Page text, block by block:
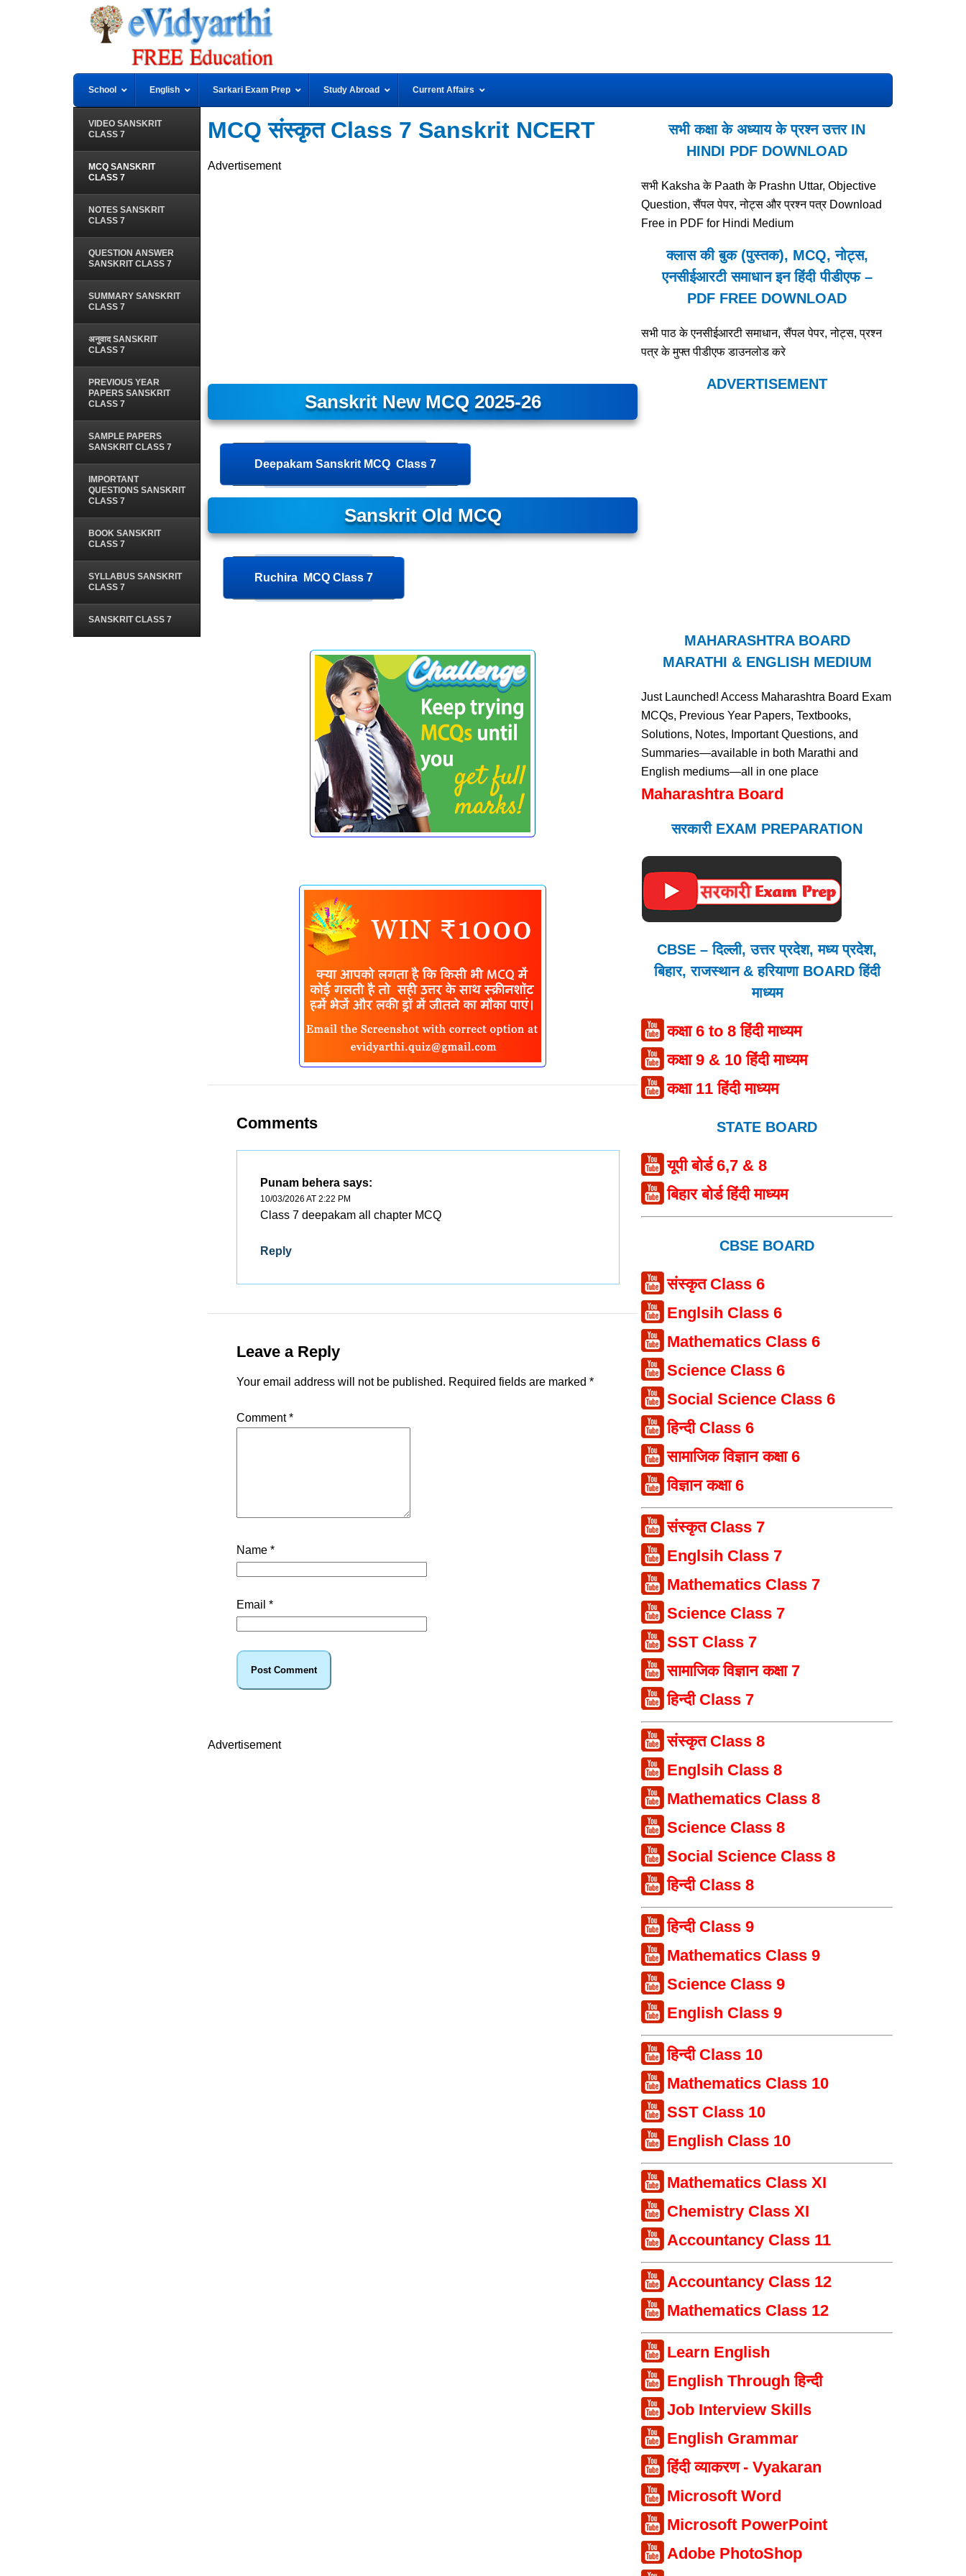
School English Sarkari Exam Prep Study Abroad Current Affairs
VIDEO SANSKRIT
CLASS 7
MCQ SANSKRIT
CLASS 7
NOTES SANSKRIT
CLASS 7
QUESTION ANSWER
SANSKRIT CLASS 7
SUMMARY SANSKRIT
CLASS 7
अनुवाद SANSKRIT
CLASS 7
PREVIOUS YEAR
PAPERS SANSKRIT
CLASS 7
SAMPLE PAPERS
SANSKRIT CLASS 7
IMPORTANT
QUESTIONS SANSKRIT
CLASS 7
BOOK SANSKRIT
CLASS 7
SYLLABUS SANSKRIT
CLASS 7
SANSKRIT CLASS 7
MCQ संस्कृत Class 7 Sanskrit NCERT
Advertisement
Sanskrit New MCQ 2025-26
Deepakam Sanskrit MCQ Class 7
Sanskrit Old MCQ
Ruchira MCQ Class 7
Comments
Punam behera says:
10/03/2026 AT 2:22 PM
Class 7 deepakam all chapter MCQ
Reply
Leave a Reply
Your email address will not be published. Required fields are marked *
Comment*
Name *
Email *
Advertisement
सभी कक्षा के अध्याय के प्रश्न उत्तर IN
HINDI PDF DOWNLOAD
सभी Kaksha के Paath के Prashn Uttar, Objective
Question, सैंपल पेपर, नोट्स और प्रश्न पत्र Download
Free in PDF for Hindi Medium
क्लास की बुक (पुस्तक), MCQ, नोट्स,
एनसीईआरटी समाधान इन हिंदी पीडीएफ –
PDF FREE DOWNLOAD
सभी पाठ के एनसीईआरटी समाधान, सैंपल पेपर, नोट्स, प्रश्न
पत्र के मुफ्त पीडीएफ डाउनलोड करे
ADVERTISEMENT
MAHARASHTRA BOARD
MARATHI & ENGLISH MEDIUM
Just Launched! Access Maharashtra Board Exam
MCQs, Previous Year Papers, Textbooks,
Solutions, Notes, Important Questions, and
Summaries—available in both Marathi and
English mediums—all in one place
Maharashtra Board
सरकारी EXAM PREPARATION
CBSE – दिल्ली, उत्तर प्रदेश, मध्य प्रदेश,
बिहार, राजस्थान & हरियाणा BOARD हिंदी
माध्यम
कक्षा 6 to 8 हिंदी माध्यम
कक्षा 9 & 10 हिंदी माध्यम
कक्षा 11 हिंदी माध्यम
STATE BOARD
यूपी बोर्ड 6,7 & 8
बिहार बोर्ड हिंदी माध्यम
CBSE BOARD
संस्कृत Class 6
Englsih Class 6
Mathematics Class 6
Science Class 6
Social Science Class 6
हिन्दी Class 6
सामाजिक विज्ञान कक्षा 6
विज्ञान कक्षा 6
संस्कृत Class 7
Englsih Class 7
Mathematics Class 7
Science Class 7
SST Class 7
सामाजिक विज्ञान कक्षा 7
हिन्दी Class 7
संस्कृत Class 8
Englsih Class 8
Mathematics Class 8
Science Class 8
Social Science Class 8
हिन्दी Class 8
हिन्दी Class 9
Mathematics Class 9
Science Class 9
English Class 9
हिन्दी Class 10
Mathematics Class 10
SST Class 10
English Class 10
Mathematics Class XI
Chemistry Class XI
Accountancy Class 11
Accountancy Class 12
Mathematics Class 12
Learn English
English Through हिन्दी
Job Interview Skills
English Grammar
हिंदी व्याकरण - Vyakaran
Microsoft Word
Microsoft PowerPoint
Adobe PhotoShop